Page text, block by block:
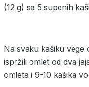
(12 g) sa 5 supenih
Na svaku kašiku vege
ispržili omlet od dva
omleta i 9-10 kašika